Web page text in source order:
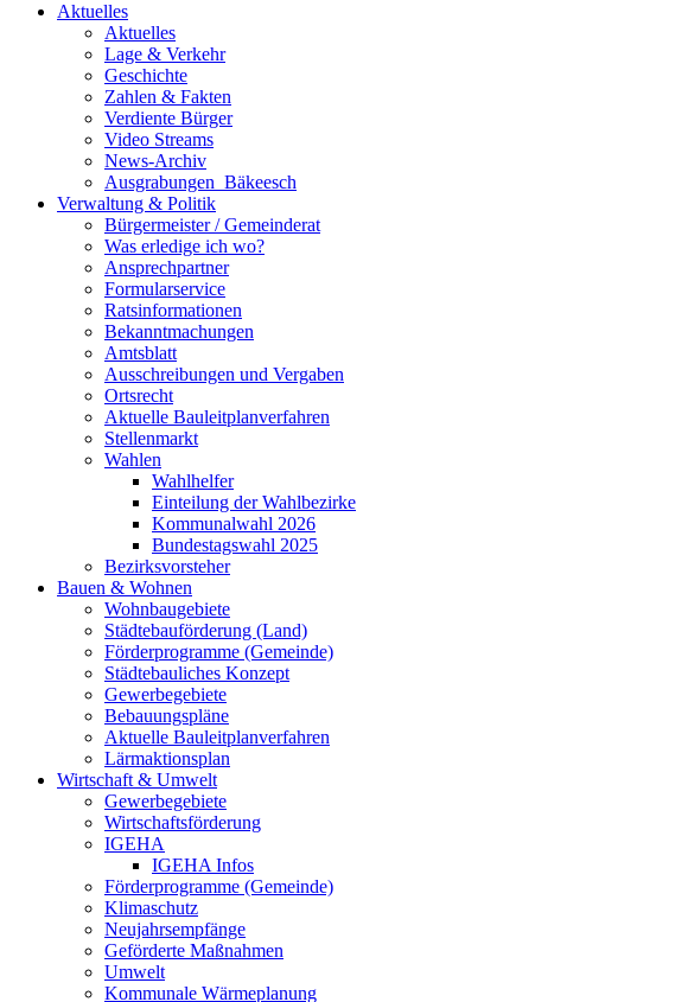
Aktuelles
Aktuelles
Lage & Verkehr
Geschichte
Zahlen & Fakten
Verdiente Bürger
Video Streams
News-Archiv
Ausgrabungen_Bäkeesch
Verwaltung & Politik
Bürgermeister / Gemeinderat
Was erledige ich wo?
Ansprechpartner
Formularservice
Ratsinformationen
Bekanntmachungen
Amtsblatt
Ausschreibungen und Vergaben
Ortsrecht
Aktuelle Bauleitplanverfahren
Stellenmarkt
Wahlen
Wahlhelfer
Einteilung der Wahlbezirke
Kommunalwahl 2026
Bundestagswahl 2025
Bezirksvorsteher
Bauen & Wohnen
Wohnbaugebiete
Städtebauförderung (Land)
Förderprogramme (Gemeinde)
Städtebauliches Konzept
Gewerbegebiete
Bebauungspläne
Aktuelle Bauleitplanverfahren
Lärmaktionsplan
Wirtschaft & Umwelt
Gewerbegebiete
Wirtschaftsförderung
IGEHA
IGEHA Infos
Förderprogramme (Gemeinde)
Klimaschutz
Neujahrsempfänge
Geförderte Maßnahmen
Umwelt
Kommunale Wärmeplanung